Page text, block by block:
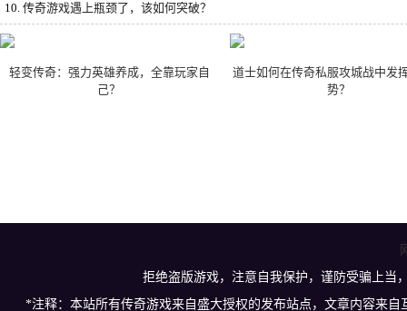
10. 传奇游戏遇上瓶颈了，该如何突破？
轻变传奇：强力英雄养成，全靠玩家自
己？
道士如何在传奇私服攻城战中发
势？
拒绝盗版游戏，注意自我保护，谨防受骗上当
*注释：本站所有传奇游戏来自盛大授权的发布站点，文章内容来